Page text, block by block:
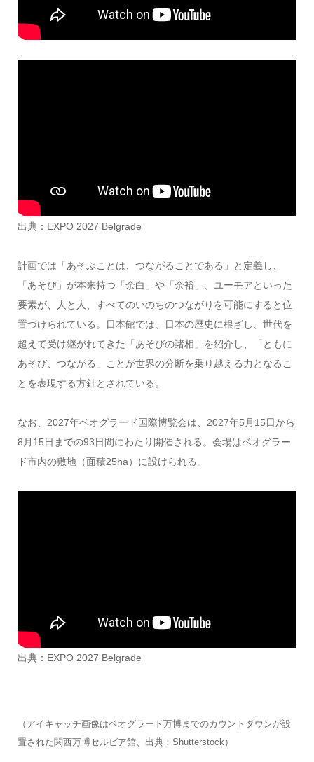
出典：EXPO 2027 Belgrade
計画では「あそぶことは、つながることである」と定義し、
「あそび」が本来持つ「余白」や「余裕」、ユーモアといった
要素が、人と人、すべてのいのちのつながりを可能にすると位
置づけられている。日本館では、日本の歴史に根ざし、世代を
超えて受け継がれてきた「あそびの諸相」を紹介し、「ともに
あそび、つながる」ことが世界の分断を乗り越える力となるこ
とを表現する方針とされている。
なお、2027年ベオグラード国際博覧会は、2027年5月15日から
8月15日までの93日間にわたり開催される。会場はベオグラー
ド市内の敷地（面積25ha）に設けられる。
出典：EXPO 2027 Belgrade
（アイキャッチ画像はベオグラード万博までのカウントダウンが設
置された関西万博セルビア館、出典：Shutterstock）